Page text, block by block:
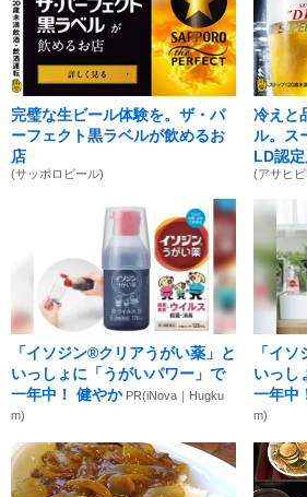
完璧な生ビール体験を。ザ・パ
ーフェクト黒ラベルが飲めるお
店
(サッポロビール)
冷えと
ル。ス
LD認
(アサヒ
「イソジン®クリアうがい薬」と
いっしょに「うがいパワー」で
一年中！ 健やか PR(iNova｜Hugku
m)
「イ
いっし
一年中
m)